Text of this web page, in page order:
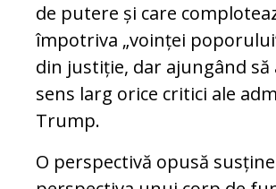
de putere și care
împotriva „voinței
din justiție, dar ajungând să
sens larg orice critici ale
Trump.
O perspectivă opusă